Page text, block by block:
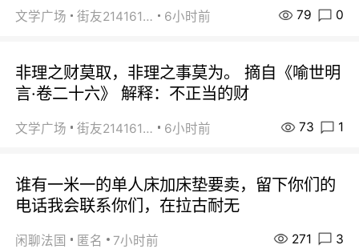
文学广场 街友21416156 6小时前 79 0
非理之财莫取，非理之事莫为。 摘自《喻世明
言·卷二十六》 解释：不正当的财
文学广场 街友21416156 6小时前 73 1
谁有一米一的单人床加床垫要卖，留下你们的
电话我会联系你们，在拉古耐无
闲聊法国 匿名 7小时前 271 3